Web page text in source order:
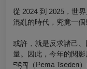
從 2024 到 2025，世
混亂的時代，究竟一
或許，就是反求諸己
量。因此，今年的閱
བརྟན།（Pema Tseden